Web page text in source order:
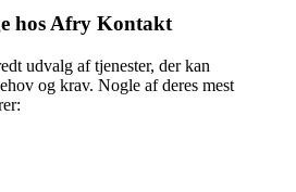
hos Afry Kontakt
udvalg af tjenester, der kan
og krav. Nogle af deres mest